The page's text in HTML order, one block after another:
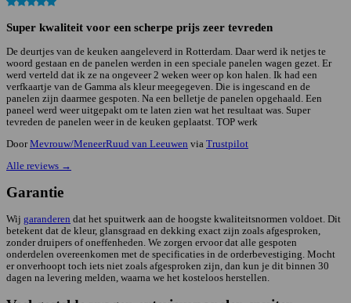
Super kwaliteit voor een scherpe prijs zeer tevreden
De deurtjes van de keuken aangeleverd in Rotterdam. Daar werd ik netjes te
woord gestaan en de panelen werden in een speciale panelen wagen gezet. Er
werd verteld dat ik ze na ongeveer 2 weken weer op kon halen. Ik had een
verfkaartje van de Gamma als kleur meegegeven. Die is ingescand en de
panelen zijn daarmee gespoten. Na een belletje de panelen opgehaald. Een
paneel werd weer uitgepakt om te laten zien wat het resultaat was. Super
tevreden de panelen weer in de keuken geplaatst. TOP werk
DoorMevrouw/MeneerRuud van Leeuwen via Trustpilot
Alle reviews →
Garantie
Wij garanderen dat het spuitwerk aan de hoogste kwaliteitsnormen voldoet. Dit
betekent dat de kleur, glansgraad en dekking exact zijn zoals afgesproken,
zonder druipers of oneffenheden. We zorgen ervoor dat alle gespoten
onderdelen overeenkomen met de specificaties in de orderbevestiging. Mocht
er onverhoopt toch iets niet zoals afgesproken zijn, dan kun je dit binnen 30
dagen na levering melden, waarna we het kosteloos herstellen.